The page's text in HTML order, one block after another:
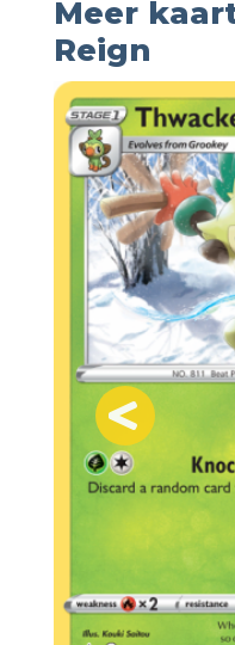
Meer
Reign